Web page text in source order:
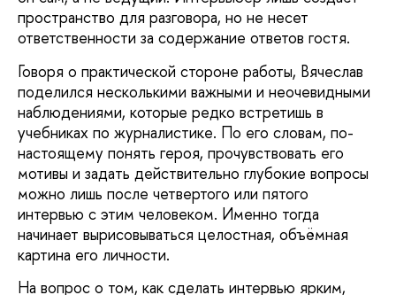
пространство для разговора, но не несет
ответственности за содержание ответов гостя.
Говоря о практической стороне работы, Вячеслав
поделился несколькими важными и неочевидными
наблюдениями, которые редко встретишь в
учебниках по журналистике. По его словам, по-
настоящему понять героя, прочувствовать его
мотивы и задать действительно глубокие вопросы
можно лишь после четвертого или пятого
интервью с этим человеком. Именно тогда
начинает вырисовываться целостная, объёмная
картина его личности.
На вопрос о том, как сделать интервью ярким,